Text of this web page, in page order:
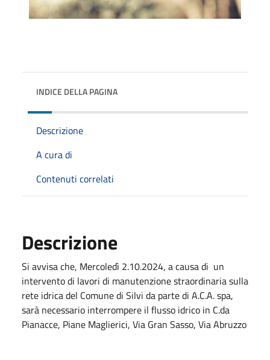
INDICE DELLA PAGINA
Descrizione
A cura di
Contenuti correlati
Descrizione
Si avvisa che, Mercoledì 2.10.2024, a causa di un
intervento di lavori di manutenzione straordinaria sulla
rete idrica del Comune di Silvi da parte di A.C.A. spa,
sarà necessario interrompere il flusso idrico in C.da
Pianacce, Piane Maglierici, Via Gran Sasso, Via Abruzzo